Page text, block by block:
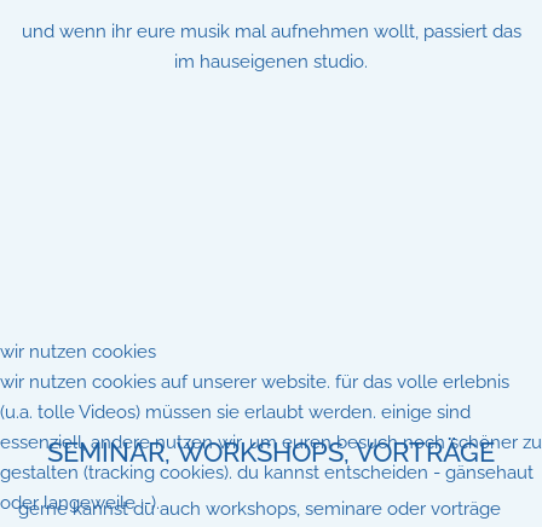
und wenn ihr eure musik mal aufnehmen wollt, passiert das
im hauseigenen studio.
SEMINAR, WORKSHOPS, VORTRÄGE
gerne kannst du auch workshops, seminare oder vorträge
wir nutzen cookies
wir nutzen cookies auf unserer website. für das volle erlebnis
(u.a. tolle Videos) müssen sie erlaubt werden. einige sind
essenziell, andere nutzen wir, um euren besuch noch schöner zu
gestalten (tracking cookies). du kannst entscheiden - gänsehaut
oder langeweile :-).